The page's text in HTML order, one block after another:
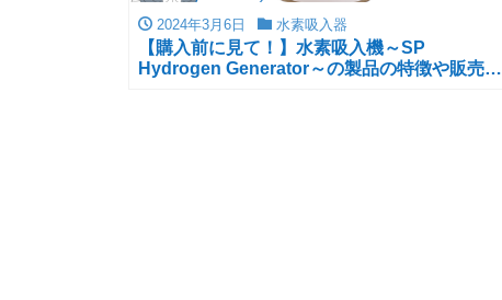
2024年3月6日 水素吸入器
【購入前に見て！】水素吸入機～SP
Hydrogen Generator～の製品の特徴や販売会